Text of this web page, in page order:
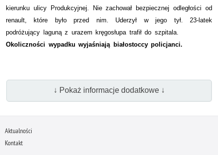
kierunku ulicy Produkcyjnej. Nie zachował bezpiecznej odległości od
renault, które było przed nim. Uderzył w jego tył. 23-latek
podróżujący laguną z urazem kręgosłupa trafił do szpitala.
Okoliczności wypadku wyjaśniają białostoccy policjanci.
↓ Pokaż informacje dodatkowe ↓
Aktualności
Kontakt